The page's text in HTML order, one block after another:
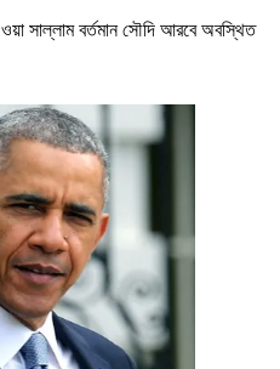
সাল্লাম বর্তমান সৌদি আরবে অবস্থিত